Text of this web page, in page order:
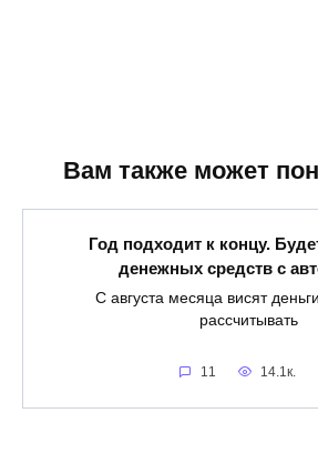
Вам также может
Год подходит к концу.
денежных средств с
С августа месяца висят
рассчитывать
11 14.1к.